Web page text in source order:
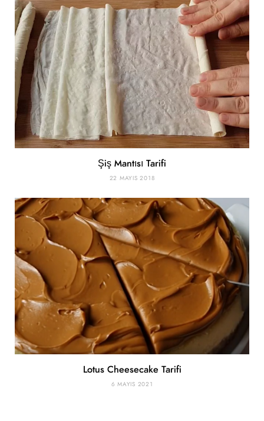
Şiş Mantısı Tarifi
22 MAYIS 2018
Lotus Cheesecake Tarifi
6 MAYIS 2021